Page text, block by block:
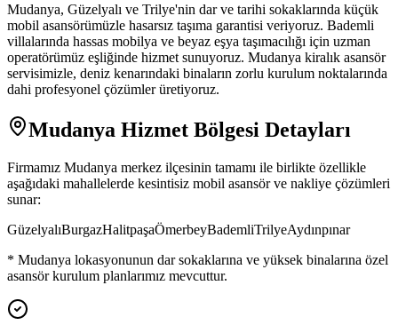
Mudanya, Güzelyalı ve Trilye'nin dar ve tarihi sokaklarında küçük
mobil asansörümüzle hasarsız taşıma garantisi veriyoruz. Bademli
villalarında hassas mobilya ve beyaz eşya taşımacılığı için uzman
operatörümüz eşliğinde hizmet sunuyoruz. Mudanya kiralık asansör
servisimizle, deniz kenarındaki binaların zorlu kurulum noktalarında
dahi profesyonel çözümler üretiyoruz.
Mudanya Hizmet Bölgesi Detayları
Firmamız Mudanya merkez ilçesinin tamamı ile birlikte özellikle
aşağıdaki mahallelerde kesintisiz mobil asansör ve nakliye çözümleri
sunar:
GüzelyalıBurgazHalitpaşaÖmerbeyBademliTrilyeAydınpınar
* Mudanya lokasyonunun dar sokaklarına ve yüksek binalarına özel
asansör kurulum planlarımız mevcuttur.